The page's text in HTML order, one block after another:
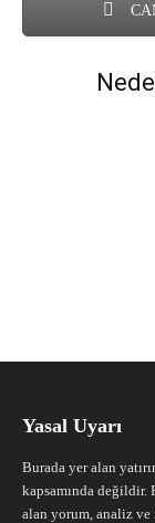
Yasal Uyarı
Burada yer alan
kapsamında
alan yorum, analiz